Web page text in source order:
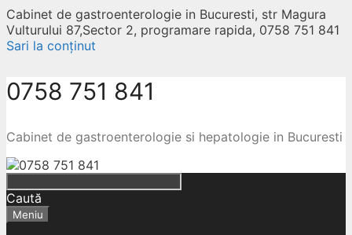
Cabinet de gastroenterologie in Bucuresti, str Magura
Vulturului 87,Sector 2, programare rapida, 0758 751 841
Sari la conținut
0758 751 841
Cabinet de gastroenterologie si hepatologie in Bucuresti
Caută
Meniu